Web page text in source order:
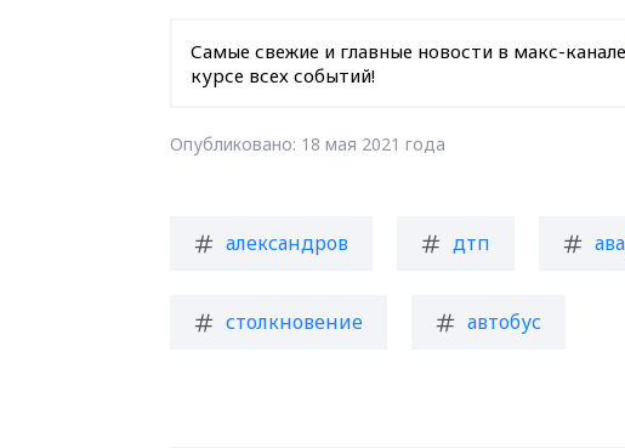
Самые свежие и главные новости в макс-канале
курсе всех событий!
Опубликовано: 18 мая 2021 года
александров дтп
столкновение автобус